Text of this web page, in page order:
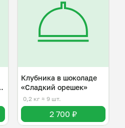
Клубника в шоколаде
«Сладкий орешек»
0,2 кг ≈ 9 шт.
2 700 ₽